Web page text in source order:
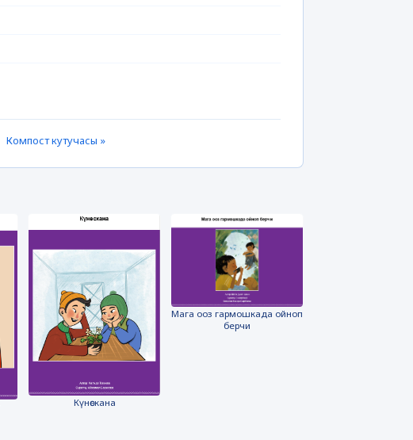
Компост кутучасы »
Күнөскана
Мага ооз гармошкада ойноп
берчи